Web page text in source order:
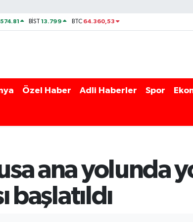
BİST13.799 BTC 64.360,53
Özel Haber Adli Haberler Spor
ana yolunda
başlatıldı